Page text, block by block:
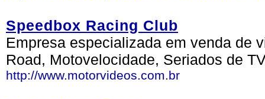
Speedbox Racing Club
Empresa especializada em venda de
Road, Motovelocidade, Seriados de
http://www.motorvideos.com.br